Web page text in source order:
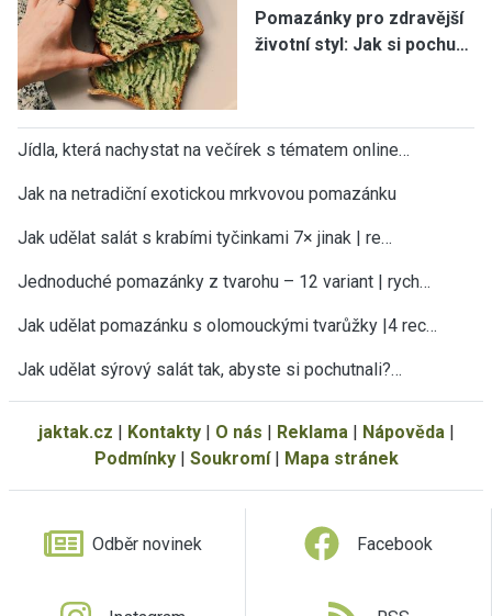
Pomazánky pro zdravější
životní styl: Jak si pochu…
Jídla, která nachystat na večírek s tématem online…
Jak na netradiční exotickou mrkvovou pomazánku
Jak udělat salát s krabími tyčinkami 7× jinak | re…
Jednoduché pomazánky z tvarohu – 12 variant | rych…
Jak udělat pomazánku s olomouckými tvarůžky |4 rec…
Jak udělat sýrový salát tak, abyste si pochutnali?…
jaktak.cz | Kontakty| O nás | Reklama| Nápověda|
Podmínky| Soukromí| Mapa stránek
Odběr novinek Facebook